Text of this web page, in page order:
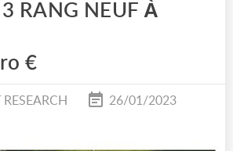
RANG NEUF À
€
26/01/2023